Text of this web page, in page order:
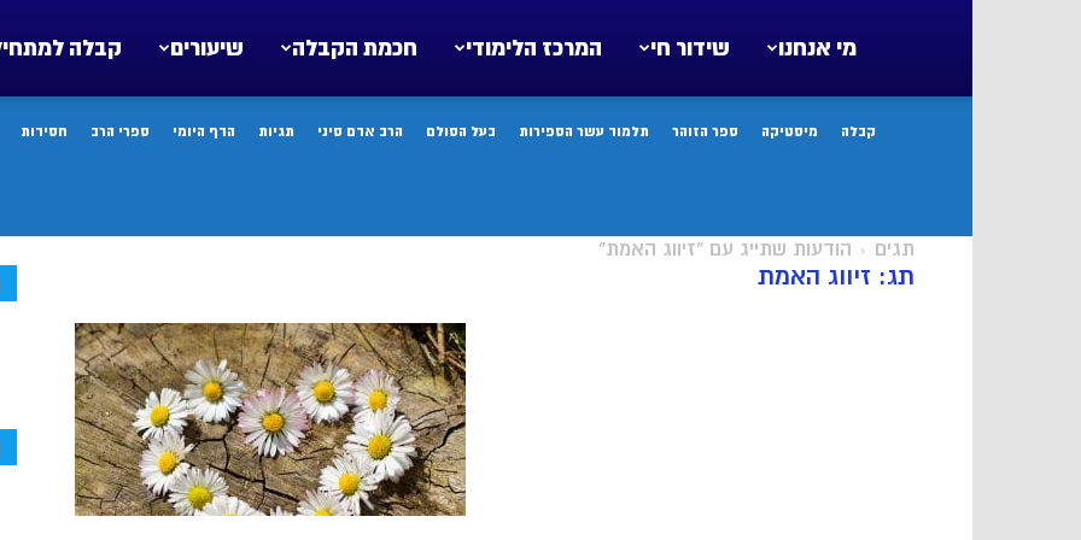
קבלה שיעורים חכמת הקבלה המרכז הלימודי שידור חי מי אנחנו
קבלה מיסטיקה ספר הזוהר תלמוד עשר הספירות בעל הסולם הרב אדם סיני תגיות הדף היומי ספרי הרב חסידות
תגים הודעות שתייג עם "זיווג האמת"
תג: זיווג האמת